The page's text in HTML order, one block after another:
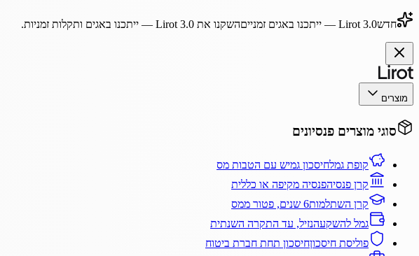
חדשLirot 3.0 — ייתכנו באגים זמנייםהשקנו את Lirot 3.0 — ייתכנו באגים ותקלות זמניות.
מוצרים
סוגי מוצרים פנסיונים
קופת גמלחיסכון גמיש עם הטבות מס
קרן פנסיהפנסיה מקיפה או כללית
קרן השתלמות6 שנים, פטור ממס
גמל להשקעהנזיל, עד התקרה השנתית
פוליסת חיסכוןחיסכון תחת חברת ביטוח